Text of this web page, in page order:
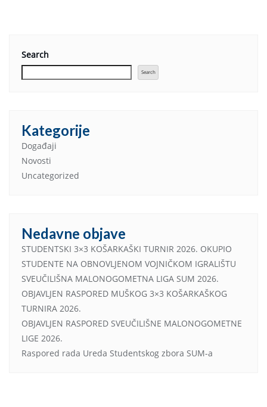
Search
Search
Kategorije
Događaji
Novosti
Uncategorized
Nedavne objave
STUDENTSKI 3×3 KOŠARKAŠKI TURNIR 2026. OKUPIO
STUDENTE NA OBNOVLJENOM VOJNIČKOM IGRALIŠTU
SVEUČILIŠNA MALONOGOMETNA LIGA SUM 2026.
OBJAVLJEN RASPORED MUŠKOG 3×3 KOŠARKAŠKOG
TURNIRA 2026.
OBJAVLJEN RASPORED SVEUČILIŠNE MALONOGOMETNE
LIGE 2026.
Raspored rada Ureda Studentskog zbora SUM-a